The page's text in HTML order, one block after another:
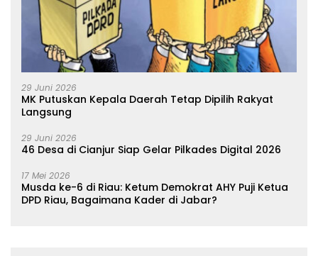
29 Juni 2026
MK Putuskan Kepala Daerah Tetap Dipilih Rakyat
Langsung
29 Juni 2026
46 Desa di Cianjur Siap Gelar Pilkades Digital 2026
17 Mei 2026
Musda ke-6 di Riau: Ketum Demokrat AHY Puji Ketua
DPD Riau, Bagaimana Kader di Jabar?